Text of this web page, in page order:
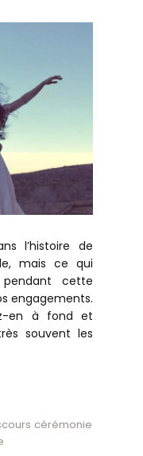
l’histoire de
mais ce qui
cette
engagements.
en à fond et
souvent les
cérémonie